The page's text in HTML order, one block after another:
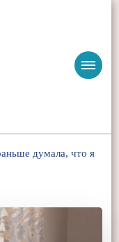
думала, что я